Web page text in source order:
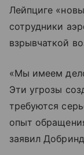
Лейпциге
сотрудники
взрывчаткой
«Мы имеем
Эти угрозы
требуются
опыт
заявил